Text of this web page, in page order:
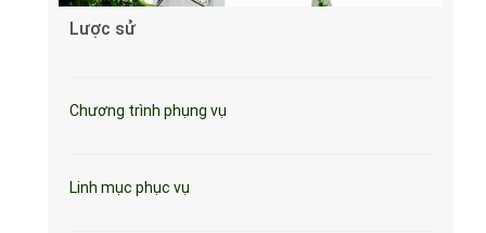
Lược sử
Chương trình phụng vụ
Linh mục phục vụ